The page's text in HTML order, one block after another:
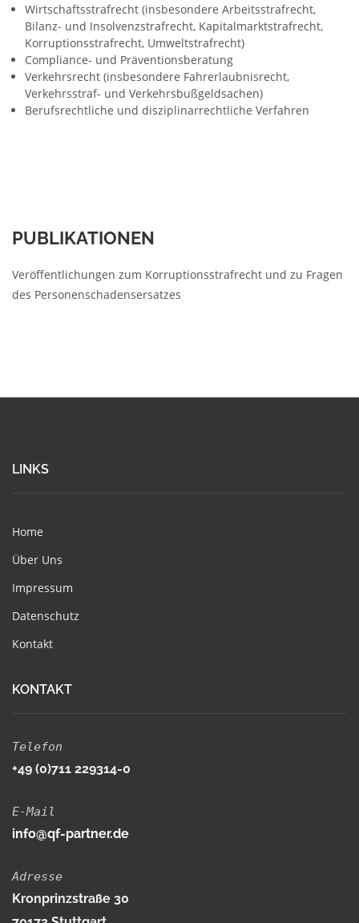
Wirtschaftsstrafrecht (insbesondere Arbeitsstrafrecht,
Bilanz- und Insolvenzstrafrecht, Kapitalmarktstrafrecht,
Korruptionsstrafrecht, Umweltstrafrecht)
Compliance- und Präventionsberatung
Verkehrsrecht (insbesondere Fahrerlaubnisrecht,
Verkehrsstraf- und Verkehrsbußgeldsachen)
Berufsrechtliche und disziplinarrechtliche Verfahren
PUBLIKATIONEN
Veröffentlichungen zum Korruptionsstrafrecht und zu Fragen
des Personenschadensersatzes
LINKS
Home
Über Uns
Impressum
Datenschutz
Kontakt
KONTAKT
Telefon
+49 (0)711 229314-0
E-Mail
info@qf-partner.de
Adresse
Kronprinzstraße 30